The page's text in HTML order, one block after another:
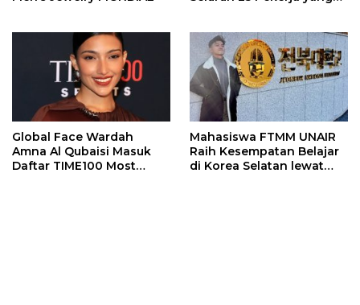
Global Face Wardah
Amna Al Qubaisi Masuk
Daftar TIME100 Most
Mahasiswa FTMM UNAIR
Raih Kesempatan Belajar
di Korea Selatan lewat